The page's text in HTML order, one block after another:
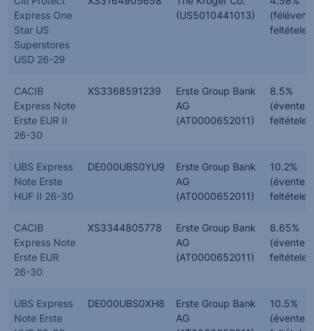
Express One
Star US
Superstores
USD 26-29
(US5010441013)
CACIB
Express Note
Erste EUR II
26-30
XS3368591239
Erste Group Bank
AG
(AT0000652011)
8.5%
(évente,
UBS Express
Note Erste
HUF II 26-30
DE000UBS0YU9
Erste Group Bank
AG
(AT0000652011)
10.2%
(évente,
CACIB
Express Note
Erste EUR
26-30
XS3344805778
Erste Group Bank
AG
(AT0000652011)
8.65%
(évente,
UBS Express
Note Erste
DE000UBS0XH8
Erste Group Bank
AG
10.5%
(évente,